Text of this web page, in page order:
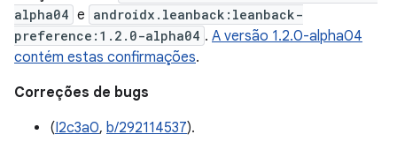
alpha04 e androidx.leanback:leanback-
preference:1.2.0-alpha04 . A versão 1.2.0-alpha04
contém estas confirmações.
Correções de bugs
(I2c3a0, b/292114537).